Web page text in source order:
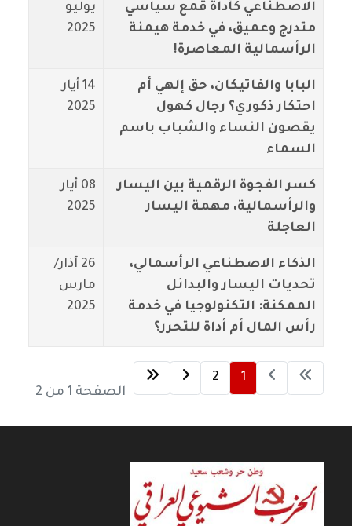
الاصطناعي كأداة قمع سياسي
متدرج وعميق، في خدمة هيمنة
الرأسمالية المعاصرة!
يوليو
2025
البابا والفاتيكان، حق إلهي أم
احتكار ذكوري؟ رجال كهول
يقصون النساء والشباب باسم
السماء
14 أيار
2025
كسر الفجوة الرقمية بين اليسار
والرأسمالية، مهمة اليسار
العاجلة
08 أيار
2025
الذكاء الاصطناعي الرأسمالي،
تحديات اليسار والبدائل
الممكنة: التكنولوجيا في خدمة
رأس المال أم أداة للتحرر؟
26 آذار/
مارس
2025
الصفحة 1 من 2
1
2